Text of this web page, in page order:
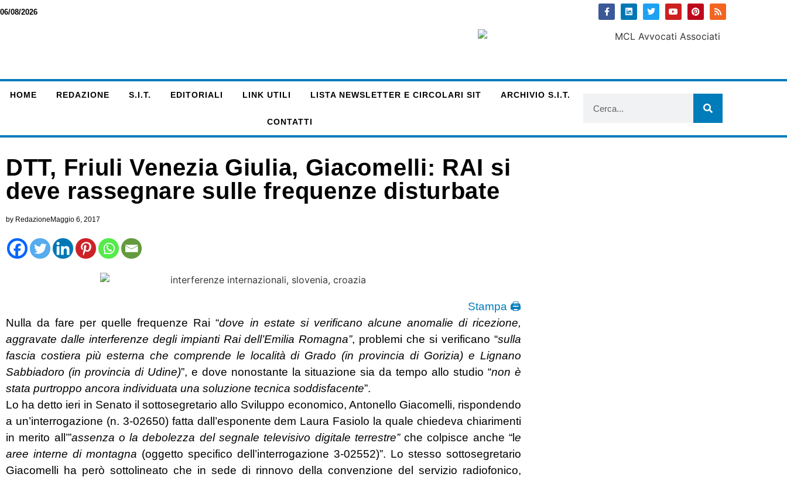
06/08/2026
HOME REDAZIONE S.I.T. EDITORIALI LINK UTILI LISTA NEWSLETTER E CIRCOLARI SIT ARCHIVIO S.I.T.
CONTATTI
DTT, Friuli Venezia Giulia, Giacomelli: RAI si
deve rassegnare sulle frequenze disturbate
by Redazione Maggio 6, 2017
Stampa 🖨
Nulla da fare per quelle frequenze Rai “dove in estate si verificano alcune anomalie di ricezione,
aggravate dalle interferenze degli impianti Rai dell’Emilia Romagna”, problemi che si verificano “sulla
fascia costiera più esterna che comprende le località di Grado (in provincia di Gorizia) e Lignano
Sabbiadoro (in provincia di Udine)”, e dove nonostante la situazione sia da tempo allo studio “non è
stata purtroppo ancora individuata una soluzione tecnica soddisfacente”.
Lo ha detto ieri in Senato il sottosegretario allo Sviluppo economico, Antonello Giacomelli, rispondendo
a un’interrogazione (n. 3-02650) fatta dall’esponente dem Laura Fasiolo la quale chiedeva chiarimenti
in merito all’”assenza o la debolezza del segnale televisivo digitale terrestre”che colpisce anche “le
aree interne di montagna (oggetto specifico dell’interrogazione 3-02552)”. Lo stesso sottosegretario
Giacomelli ha però sottolineato che in sede di rinnovo della convenzione del servizio radiofonico,